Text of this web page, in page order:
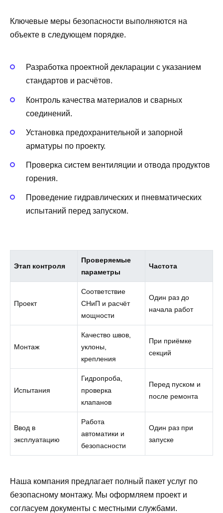
Ключевые меры безопасности выполняются на
объекте в следующем порядке.
Разработка проектной декларации с указанием
стандартов и расчётов.
Контроль качества материалов и сварных
соединений.
Установка предохранительной и запорной
арматуры по проекту.
Проверка систем вентиляции и отвода продуктов
горения.
Проведение гидравлических и пневматических
испытаний перед запуском.
Этап контроля
Проверяемые
параметры
Частота
Проект
Соответствие
СНиП и расчёт
мощности
Один раз до
начала работ
Монтаж
Качество швов,
уклоны,
крепления
При приёмке
секций
Испытания
Гидропроба,
проверка
клапанов
Перед пуском и
после ремонта
Ввод в
эксплуатацию
Работа
автоматики и
безопасности
Один раз при
запуске
Наша компания предлагает полный пакет услуг по
безопасному монтажу. Мы оформляем проект и
согласуем документы с местными службами.